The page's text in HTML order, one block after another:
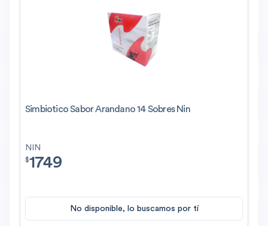
Simbiotico Sabor Arandano 14 Sobres Nin
NIN
$1749.00
$1749
No disponible, lo buscamos por tí